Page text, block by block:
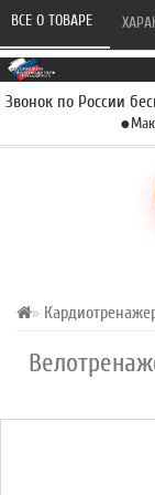
Звонок по России
●
ВСЕ О ТОВАРЕ